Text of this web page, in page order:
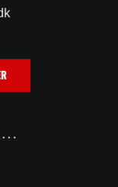
. .